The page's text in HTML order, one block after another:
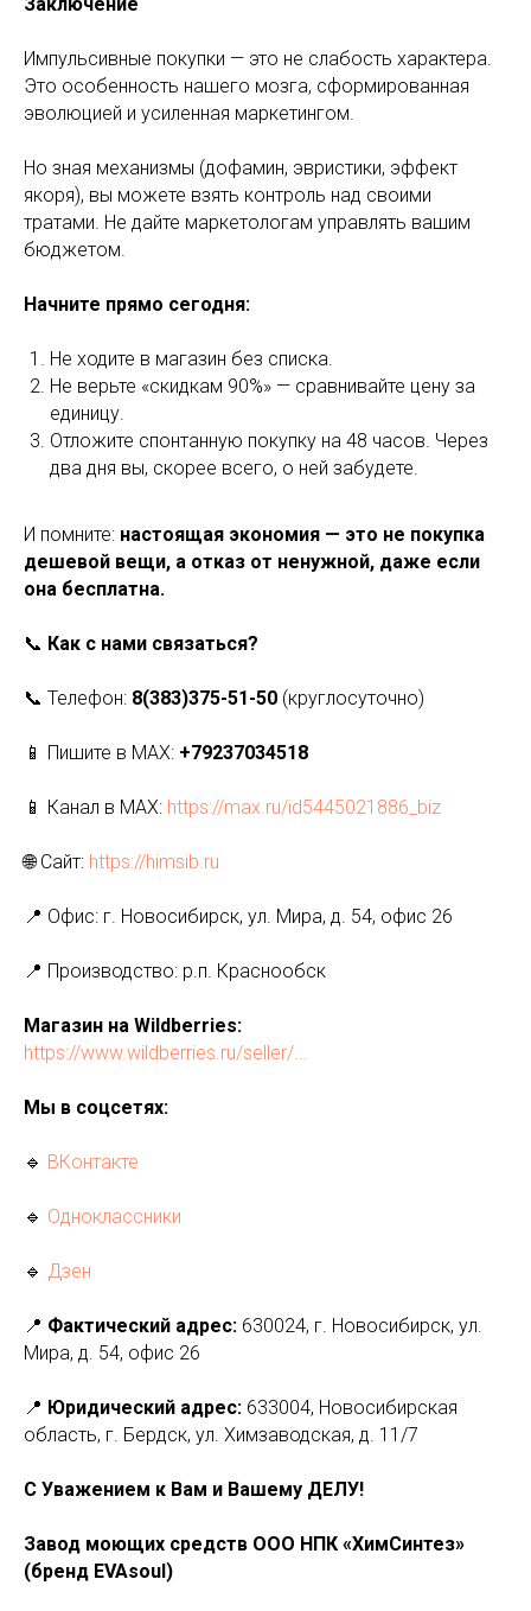
Импульсивные покупки — это не слабость характера.
Это особенность нашего мозга, сформированная
эволюцией и усиленная маркетингом.
Но зная механизмы (дофамин, эвристики, эффект
якоря), вы можете взять контроль над своими
тратами. Не дайте маркетологам управлять вашим
бюджетом.
Начните прямо сегодня:
Не ходите в магазин без списка.
Не верьте «скидкам 90%» — сравнивайте цену за
единицу.
Отложите спонтанную покупку на 48 часов. Через
два дня вы, скорее всего, о ней забудете.
И помните: настоящая экономия — это не покупка
дешевой вещи, а отказ от ненужной, даже если
она бесплатна.
📞 Как с нами связаться?
📞 Телефон: 8(383)375-51-50 (круглосуточно)
📱 Пишите в MAX: +79237034518
📱 Канал в MAX: https://max.ru/id5445021886_biz
🌐 Сайт: https://himsib.ru
📍 Офис: г. Новосибирск, ул. Мира, д. 54, офис 26
📍 Производство: р.п. Краснообск
Магазин на Wildberries:
https://www.wildberries.ru/seller/...
Мы в соцсетях:
🔹 ВКонтакте
🔹 Одноклассники
🔹 Дзен
📍 Фактический адрес: 630024, г. Новосибирск, ул.
Мира, д. 54, офис 26
📍 Юридический адрес: 633004, Новосибирская
область, г. Бердск, ул. Химзаводская, д. 11/7
С Уважением к Вам и Вашему ДЕЛУ!
Завод моющих средств ООО НПК «ХимСинтез»
(бренд EVAsoul)